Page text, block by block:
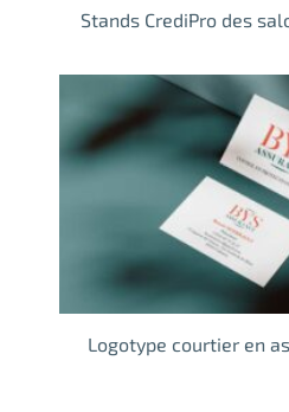
Stands CrediPro des
Logotype courtier en